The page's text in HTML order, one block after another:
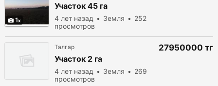
1
Участок 45 га
4 лет назад Земля
252
просмотров
Талгар
Участок 2 га
4 лет назад Земля
269
просмотров
27950000 тг